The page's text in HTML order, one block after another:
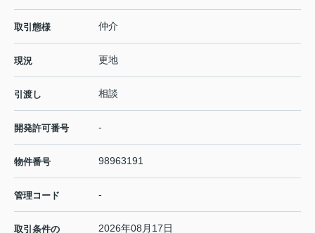
取引態様 仲介
現況 更地
引渡し 相談
開発許可番号 -
物件番号 98963191
管理コード -
取引条件の 2026年08月17日